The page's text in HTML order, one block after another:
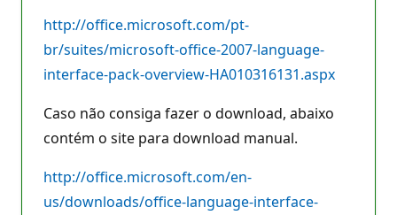
http://office.microsoft.com/pt-
br/suites/microsoft-office-2007-language-
interface-pack-overview-HA010316131.aspx
Caso não consiga fazer o download, abaixo
contém o site para download manual.
http://office.microsoft.com/en-
us/downloads/office-language-interface-